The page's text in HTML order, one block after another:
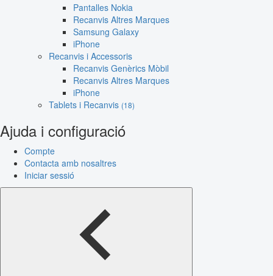
Pantalles Nokia
Recanvis Altres Marques
Samsung Galaxy
iPhone
Recanvis i Accessoris
Recanvis Genèrics Mòbil
Recanvis Altres Marques
iPhone
Tablets i Recanvis (18)
Ajuda i configuració
Compte
Contacta amb nosaltres
Iniciar sessió